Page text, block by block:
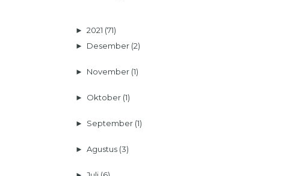
► 2021 (71)
► Desember (2)
► November (1)
► Oktober (1)
► September (1)
► Agustus (3)